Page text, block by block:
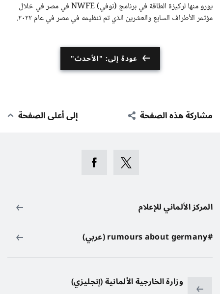
يورو منها لركيزة الطاقة في برنامج (نوفي) NWFE في مصر في خلال
مؤتمر الأطراف السابع والعشرين الذي تم تنظيمه في مصر في عام ٢٠٢٢.
عودة إلى: "الأحدث"
مشاركة هذه الصفحة إلى أعلى الصفحة
المركز الألماني للإعلام
#rumours about germany (عربي)
وزارة الخارجية الألمانية (إنجليزي)